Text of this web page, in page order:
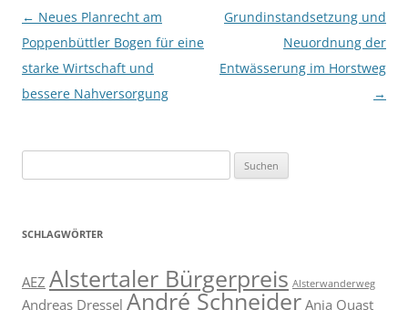
Beitragsnavigation
← Neues Planrecht am
Poppenbüttler Bogen für eine
starke Wirtschaft und
bessere Nahversorgung
Grundinstandsetzung und
Neuordnung der
Entwässerung im Horstweg
→
nach:
SCHLAGWÖRTER
AEZ Alstertaler Bürgerpreis Alsterwanderweg
Andreas Dressel André SchneiderAnja Quast